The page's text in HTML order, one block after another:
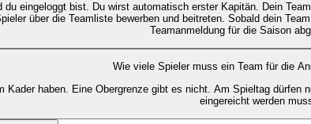
du eingeloggt bist. Du wirst automatisch erster Kapitän. Dein
über die Teamliste bewerben und beitreten. Sobald dein
Teamanmeldung für die Saison
Wie viele Spieler muss ein Team für die
Kader haben. Eine Obergrenze gibt es nicht. Am Spieltag
eingereicht werden